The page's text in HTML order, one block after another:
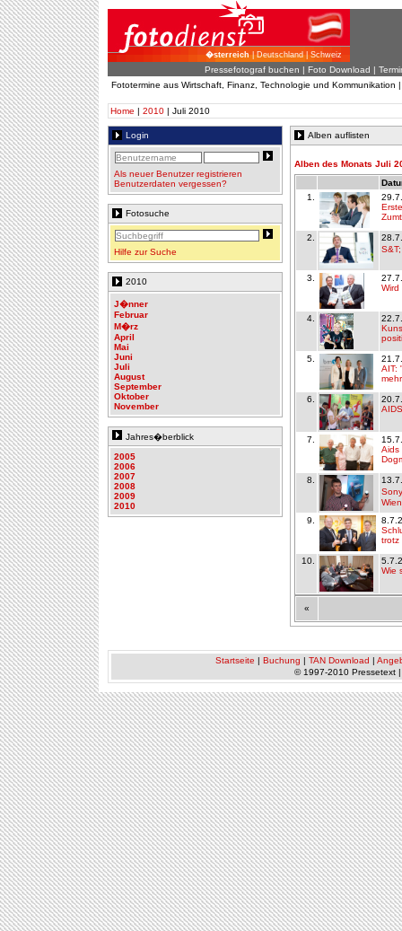
�sterreich| Deutschland | Schweiz
Pressefotograf buchen | Foto Download |
Fototermine aus Wirtschaft, Finanz, Technologie und Kommunikation
Home | 2010 | Juli 2010
Login
Als neuer Benutzer registrieren
Benutzerdaten vergessen?
Fotosuche
Hilfe zur Suche
2010
J�nner
Februar
M�rz
April
Mai
Juni
Juli
August
September
Oktober
November
Jahres�berblick
2005
2006
2007
2008
2009
2010
Alben auflisten
Alben des Monats Juli
1.
2.
3.
Wird
4.
5.
AIT:
6.
7.
Aids
8.
Wien
9.
trotz
10.
Wie
«
Startseite | Buchung | TAN Download |
© 1997-2010 Pressetext